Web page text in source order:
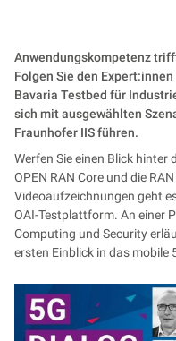
Anwendungskompetenz
Folgen Sie den
Bavaria Testbed für
sich mit ausgewählten
Fraunhofer IIS führen.
Werfen Sie einen Blick hinter
OPEN RAN Core und die
Videoaufzeichnungen geht
OAI-Testplattform. An einer
Computing und Security
ersten Einblick in das mobile